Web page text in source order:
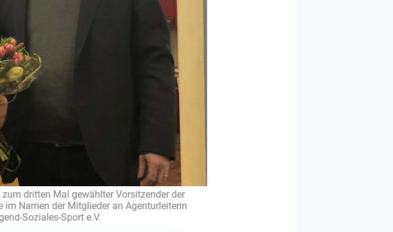
dritten Mal gewählter Vorsitzender der
im Namen der Mitglieder an Agenturleiterin
Soziales-Sport e.V.